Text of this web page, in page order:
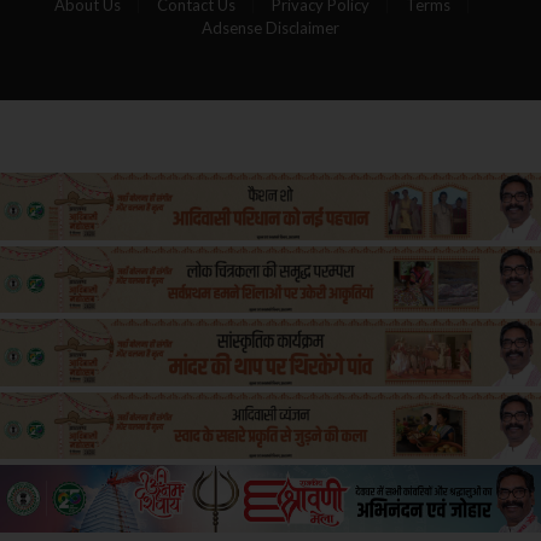
About Us Contact Us Privacy Policy
Terms
Adsense Disclaimer